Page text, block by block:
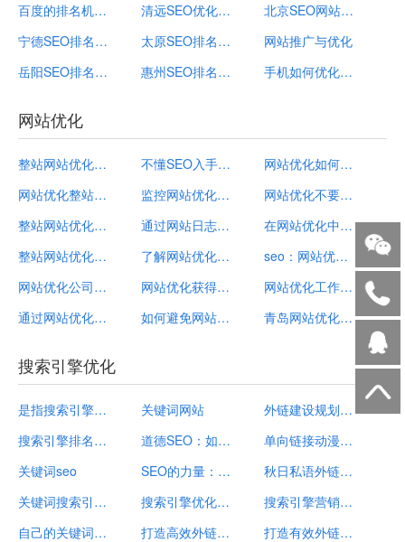
百度的排名机制是什么？百度优化适用于网站推广吗？
宁德SEO排名外包_百度优化_宁德网站关键词排名
岳阳SEO排名外包_岳阳关键词优化排名_百度优化
清远SEO优化推广_百度优化_清远关键词优化排名
太原SEO排名公司_太原关键词优化排名_百度优化
惠州SEO排名公司_百度优化_惠州网页关键词优化
北京SEO网站优化_百度优化_北京关键词优化服务
网站推广与优化
手机如何优化网络
网站优化
整站网站优化排名
网站优化整站优化
整站网站优化关键词
整站网站优化报价
网站优化公司哪家好？这四点最关键
通过网站优化实践步骤，解决网站SEO结构布局问
不懂SEO入手做网站优化先摆正态度
监控网站优化关键词排名和流量，实时关注能够
通过网站日志分析可以帮助SEO站长了解网站优化
了解网站优化最基础的常识自己动手做SEO
网站优化获得好的排名有哪些要点
如何避免网站优化过度
网站优化如何稳定关键词排名
网站优化不要轻易忽略细节
在网站优化中一个好的网站是怎样设计出来的
seo：网站优化工作对发展竞争的优势
网站优化工作很难吗如何短期内看到效果
青岛网站优化：SEO优化网站中内链的作用
搜索引擎优化
是指搜索引擎优化seo
搜索引擎排名网站seo
关键词seo
关键词搜索引擎seo
自己的关键词网站
关键词网站
道德SEO：如何在不作弊的情况下赢得搜索引擎的心？
SEO的力量：29个需要搜索引擎优化原因！
搜索引擎优化关键词排名
打造高效外链建设策略：优化ih5在搜索引擎中的可见度
外链建设规划及执行方案：提升H5页面的搜索引擎排名
单向链接动漫番外：提升网站流量和搜索引擎排名
秋日私语外链下载：提升搜索引擎可见度的完整指南
搜索引擎营销托管公司外链建设规划与执行方案
打造有效外链规划：导航您的网站迈向搜索引擎优化成功之路